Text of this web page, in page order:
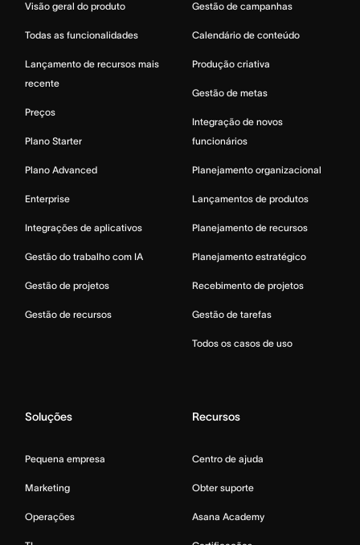
Visão geral do produto
Todas as funcionalidades
Lançamento de recursos mais
recente
Preços
Plano Starter
Plano Advanced
Enterprise
Integrações de aplicativos
Gestão do trabalho com IA
Gestão de projetos
Gestão de recursos
Gestão de campanhas
Calendário de conteúdo
Produção criativa
Gestão de metas
Integração de novos
funcionários
Planejamento organizacional
Lançamentos de produtos
Planejamento de recursos
Planejamento estratégico
Recebimento de projetos
Gestão de tarefas
Todos os casos de uso
Soluções
Pequena empresa
Marketing
Operações
Recursos
Centro de ajuda
Obter suporte
Asana Academy